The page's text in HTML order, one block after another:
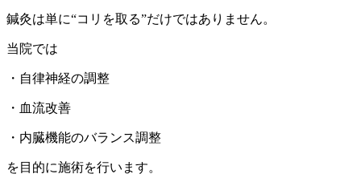
鍼灸は単に“コリを取る”だけではありません。
当院では
・自律神経の調整
・血流改善
・内臓機能のバランス調整
を目的に施術を行います。